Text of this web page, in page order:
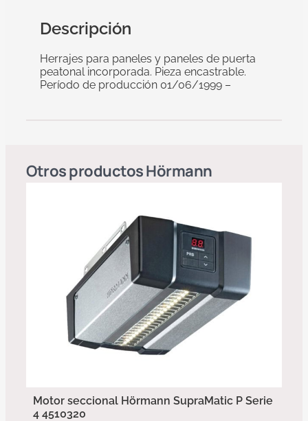
Descripción
Herrajes para paneles y paneles de puerta
peatonal incorporada. Pieza encastrable.
Período de producción 01/06/1999 –
Otros productosHörmann
Motor seccional Hörmann SupraMatic P Serie
4 4510320